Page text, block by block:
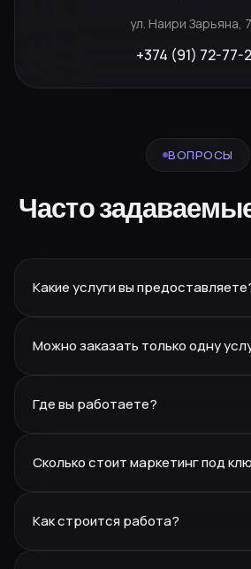
ул. Наири Зарьяна,
+374 (91) 72-77-
ВОПРОСЫ
Часто
Какие услуги вы
дизайн, полиграфия, фото/видео,
Можно заказать только одну
ключ.
Где вы работаете?
и СНГ.
Сколько стоит маркетинг под
подготовим персональное
Как строится работа?